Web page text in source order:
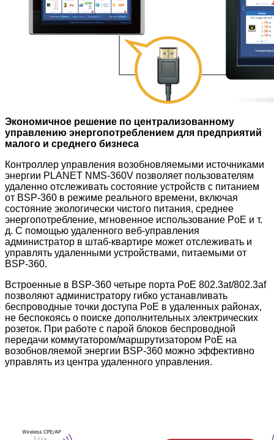
Экономичное решение по централизованному
управлению энергопотреблением для предприятий
малого и среднего бизнеса
Контроллер управления возобновляемыми источниками
энергии PLANET NMS-360V позволяет пользователям
удаленно отслеживать состояние устройств с питанием
от BSP-360 в режиме реального времени, включая
состояние экологически чистого питания, среднее
энергопотребление, мгновенное использование PoE и т.
д. С помощью удаленного веб-управления
администратор в штаб-квартире может отслеживать и
управлять удаленными устройствами, питаемыми от
BSP-360.
Встроенные в BSP-360 четыре порта PoE 802.3at/802.3af
позволяют администратору гибко устанавливать
беспроводные точки доступа PoE в удаленных районах,
не беспокоясь о поиске дополнительных электрических
розеток. При работе с парой блоков беспроводной
передачи коммутатором/маршрутизатором PoE на
возобновляемой энергии BSP-360 можно эффективно
управлять из центра удаленного управления.